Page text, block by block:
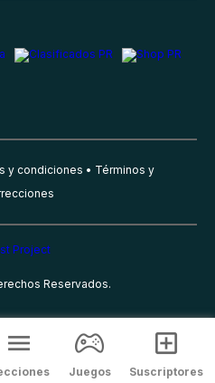
y condiciones
Términos y
Reservados.
Juegos Suscriptores